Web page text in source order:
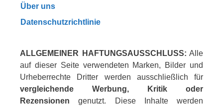
Über uns
Datenschutzrichtlinie
ALLGEMEINER HAFTUNGSAUSSCHLUSS: Alle
auf dieser Seite verwendeten Marken, Bilder und
Urheberrechte Dritter werden ausschließlich für
vergleichende Werbung, Kritik oder
Rezensionen genutzt. Diese Inhalte werden